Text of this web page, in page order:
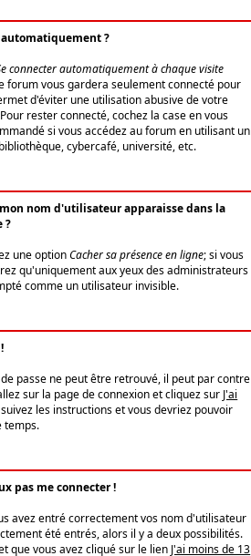
?
connecter automatiquement à chaque visite
forum vous gardera seulement connecté pour
d'éviter une utilisation abusive de votre
rester connecté, cochez la case en vous
si vous accédez au forum en utilisant un
cybercafé, université, etc.
nom d'utilisateur apparaisse dans la
?
une optionCacher sa présence en ligne; si vous
qu'uniquement aux yeux des administrateurs
comme un utilisateur invisible.
passe ne peut être retrouvé, il peut par contre
sur la page de connexion et cliquez sur J'ai
les instructions et vous devriez pouvoir
temps.
pas me connecter !
avez entré correctement vos nom d'utilisateur
été entrés, alors il y a deux possibilités.
que vous avez cliqué sur le lien J'ai moins de 13